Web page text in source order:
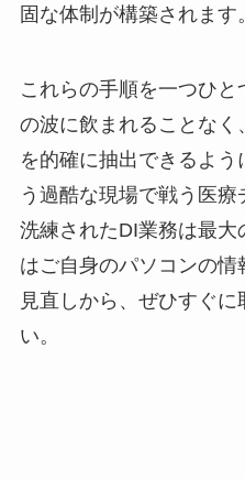
固な体制が構築されます。
これらの手順を一つひ
の波に飲まれることなく
を的確に抽出できるよ
う過酷な現場で戦う医
洗練されたDI業務は最
はご自身のパソコンの
見直しから、ぜひすぐに
い。